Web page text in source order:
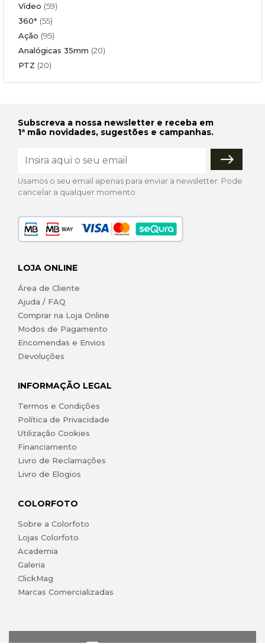
Vídeo (59)
360° (55)
Ação (95)
Analógicas 35mm (20)
PTZ (20)
Subscreva a nossa newsletter e receba em
1ª mão novidades, sugestões e campanhas.
Usamos o seu email apenas para enviar a newsletter. Pode
cancelar a qualquer momento.
LOJA ONLINE
Área de Cliente
Ajuda / FAQ
Comprar na Loja Online
Modos de Pagamento
Encomendas e Envios
Devoluções
INFORMAÇÃO LEGAL
Termos e Condições
Política de Privacidade
Utilização Cookies
Financiamento
Livro de Reclamações
Livro de Elogios
COLORFOTO
Sobre a Colorfoto
Lojas Colorfoto
Academia
Galeria
ClickMag
Marcas Comercializadas